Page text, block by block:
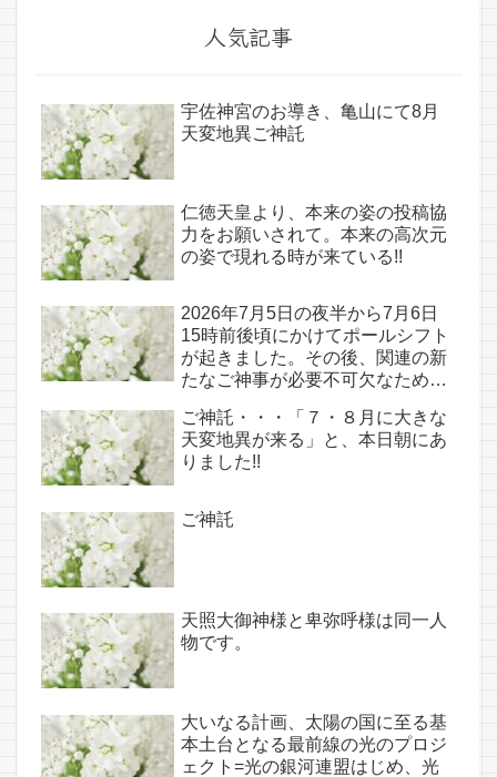
人気記事
宇佐神宮のお導き、亀山にて8月
天変地異ご神託
仁徳天皇より、本来の姿の投稿協
力をお願いされて。本来の高次元
の姿で現れる時が来ている!!
2026年7月5日の夜半から7月6日
15時前後頃にかけてポールシフト
が起きました。その後、関連の新
たなご神事が必要不可欠なため、
点であり古代太陽信仰の中心点で
もある伊弉諾宮、他3ヵ所へのご
神託あり！！
ご神託・・・「７・８月に大きな
天変地異が来る」と、本日朝にあ
りました!!
ご神託
天照大御神様と卑弥呼様は同一人
物です。
大いなる計画、太陽の国に至る基
本土台となる最前線の光のプロジ
ェクト=光の銀河連盟はじめ、光